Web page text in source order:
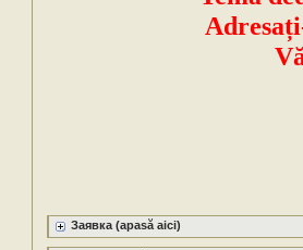
Заявка (apasă aici)